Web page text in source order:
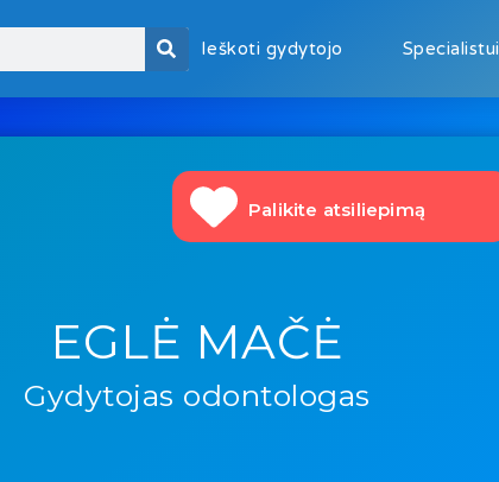
Ieškoti gydytojo Specialistui
Palikite atsiliepimą
EGLĖ MAČĖ
Gydytojas odontologas